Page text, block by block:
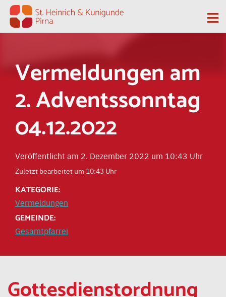
Zum Inhalt springen
Vermeldungen am
2. Adventssonntag
04.12.2022
Veröffentlicht am 2. Dezember 2022 um 10:43 Uhr
Zuletzt bearbeitet um 10:43 Uhr
KATEGORIE:
Vermeldungen
GEMEINDE:
Gesamtpfarrei